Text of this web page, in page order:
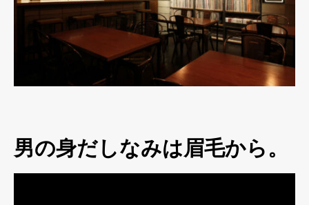
男の身だしなみは眉毛から。